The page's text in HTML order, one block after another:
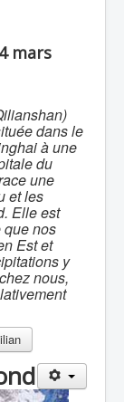
mars
dans le
à une
du
une
et les
Elle est
que nos
Est et
y
nous,